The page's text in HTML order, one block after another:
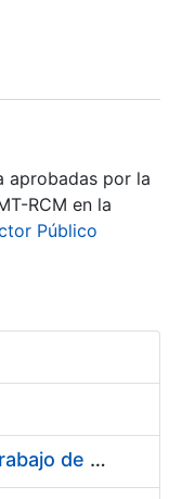
aprobadas por la
RCM en la
Público
Suministro de Protectores Auditivos a medida para las personas trabajadoras de los Centros de Trabajo de Madrid y Burgos